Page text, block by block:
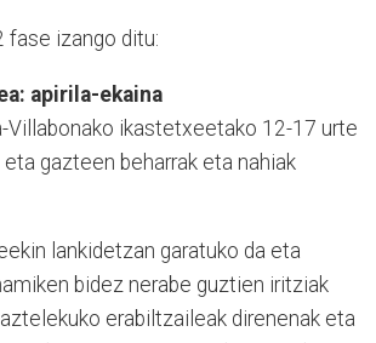
fase izango ditu:
apirila-ekaina
Villabonako ikastetxeetako 12-17 urte
gazteen beharrak eta nahiak
lankidetzan garatuko da eta
bidez nerabe guztien iritziak
erabiltzaileak direnenak eta